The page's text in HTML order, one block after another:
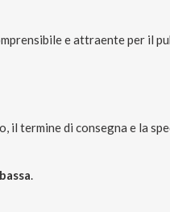
e attraente per il
il termine di consegna e la
.